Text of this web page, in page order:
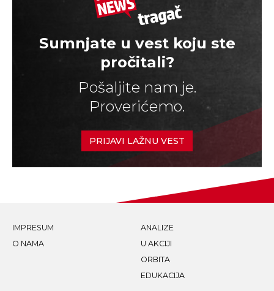
Sumnjate u vest koju ste
pročitali?
Pošaljite nam je.
Proverićemo.
PRIJAVI LAŽNU VEST
IMPRESUM
O NAMA
ANALIZE
U AKCIJI
ORBITA
EDUKACIJA